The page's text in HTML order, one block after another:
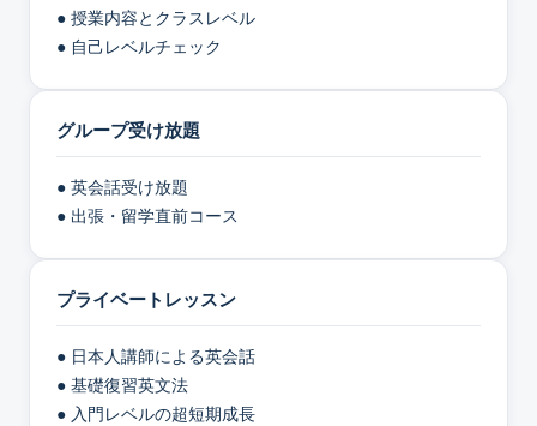
● 授業内容とクラスレベル
● 自己レベルチェック
グループ受け放題
● 英会話受け放題
● 出張・留学直前コース
プライベートレッスン
● 日本人講師による英会話
● 基礎復習英文法
● 入門レベルの超短期成長